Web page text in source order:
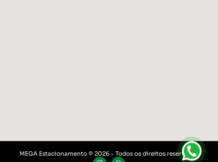
MEGA Estacionamento © 2026 - Todos os direitos reservados